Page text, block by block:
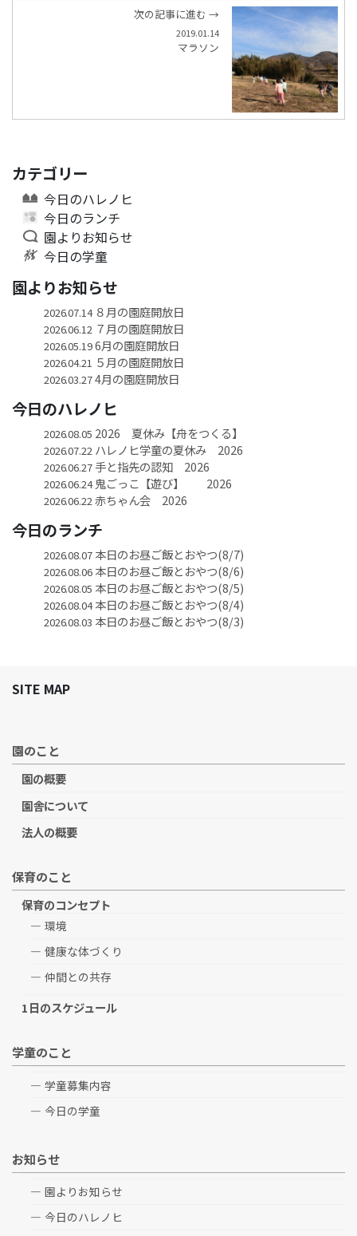
次の記事に進む →
2019.01.14
マラソン
カテゴリー
今日のハレノヒ
今日のランチ
園よりお知らせ
今日の学童
園よりお知らせ
2026.07.14８月の園庭開放日
2026.06.12７月の園庭開放日
2026.05.196月の園庭開放日
2026.04.21 ５月の園庭開放日
2026.03.274月の園庭開放日
今日のハレノヒ
2026.08.05 2026 夏休み【舟をつくる】
2026.07.22ハレノヒ学童の夏休み 2026
2026.06.27手と指先の認知 2026
2026.06.24鬼ごっこ【遊び】 2026
2026.06.22赤ちゃん会 2026
今日のランチ
2026.08.07本日のお昼ご飯とおやつ(8/7)
2026.08.06本日のお昼ご飯とおやつ(8/6)
2026.08.05 本日のお昼ご飯とおやつ(8/5)
2026.08.04本日のお昼ご飯とおやつ(8/4)
2026.08.03 本日のお昼ご飯とおやつ(8/3)
SITE MAP
園のこと
園の概要
園舎について
法人の概要
保育のこと
保育のコンセプト
環境
健康な体づくり
仲間との共存
1日のスケジュール
学童のこと
学童募集内容
今日の学童
お知らせ
園よりお知らせ
今日のハレノヒ